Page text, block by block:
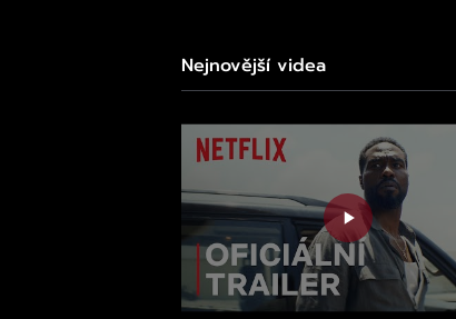
Nejnovější videa